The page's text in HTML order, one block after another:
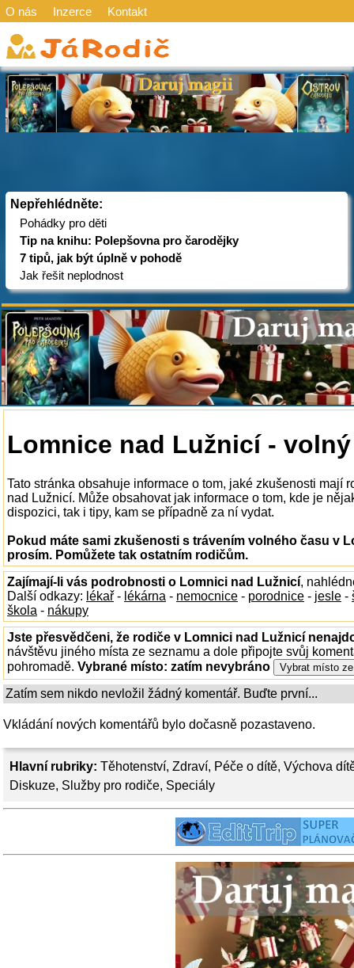
O nás Inzerce Kontakt
Nepřehlédněte:
Pohádky pro děti
Tip na knihu: Polepšovna pro čarodějky
7 tipů, jak být úplně v pohodě
Jak řešit neplodnost
Hlavní rubriky: Těhotenství, Zdraví, Péče o dítě, Výchova
Diskuze, Služby pro rodiče, Speciály
Lomnice nad Lužnicí -
Tato stránka obsahuje informace o tom, jaké zkušenosti mají
nad Lužnicí. Může obsahovat jak informace o tom, kde je
dispozici, tak i tipy, kam se případně za ní vydat.
Pokud máte sami zkušenosti s trávením volného času v
prosím. Pomůžete tak ostatním rodičům.
Zajímají-li vás podrobnosti o Lomnici nad Lužnicí,
Další odkazy: lékař - lékárna - nemocnice - porodnice - jesle -
škola - nákupy
Jste přesvědčeni, že rodiče v Lomnici nad Lužnicí
návštěvu jiného místa ze seznamu a dole připojte svůj
pohromadě. Vybrané místo: zatím nevybráno
Zatím sem nikdo nevložil žádný komentář. Buďte první...
Vkládání nových komentářů bylo dočasně pozastaveno.